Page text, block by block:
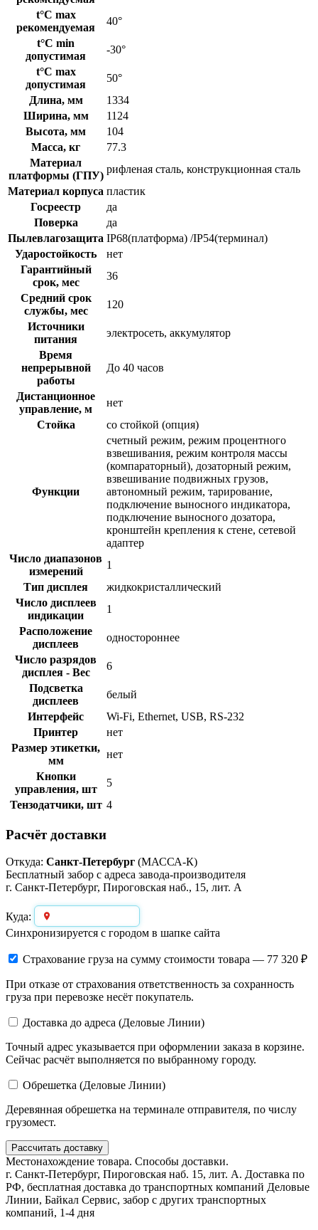
t°C max
рекомендуемая
40°
t°C min
допустимая
-30°
t°C max
допустимая
50°
Длина, мм
1334
Ширина, мм
1124
Высота, мм
104
Масса, кг
77.3
Материал
платформы (ГПУ)
рифленая сталь, конструкционная сталь
Материал корпуса пластик
Госреестр
да
Поверка
да
Пылевлагозащита IP68(платформа) /IP54(терминал)
Ударостойкость
нет
Гарантийный
срок, мес
36
Средний срок
службы, мес
120
Источники
питания
электросеть, аккумулятор
Время
непрерывной
работы
До 40 часов
Дистанционное
управление, м
нет
Стойка
со стойкой (опция)
Функции
счетный режим, режим процентного
взвешивания, режим контроля массы
(компараторный), дозаторный режим,
взвешивание подвижных грузов,
автономный режим, тарирование,
подключение выносного индикатора,
подключение выносного дозатора,
кронштейн крепления к стене, сетевой
адаптер
Число диапазонов
измерений
1
Тип дисплея
жидкокристаллический
Число дисплеев
индикации
1
Расположение
дисплеев
одностороннее
Число разрядов
дисплея - Вес
6
Подсветка
дисплеев
белый
Интерфейс
Wi-Fi, Ethernet, USB, RS-232
Принтер
нет
Размер этикетки,
мм
нет
Кнопки
управления, шт
5
Тензодатчики, шт 4
Расчёт доставки
Откуда: Санкт-Петербург (МАССА-К)
Бесплатный забор с адреса завода-производителя
г. Санкт-Петербург, Пироговская наб., 15, лит. А
Куда:
Синхронизируется с городом в шапке сайта
Страхование груза на сумму стоимости товара — 77 320 ₽
При отказе от страхования ответственность за сохранность
груза при перевозке несёт покупатель.
Доставка до адреса (Деловые Линии)
Точный адрес указывается при оформлении заказа в корзине.
Сейчас расчёт выполняется по выбранному городу.
Обрешетка (Деловые Линии)
Деревянная обрешетка на терминале отправителя, по числу
грузомест.
Рассчитать доставку
Местонахождение товара. Способы доставки.
г. Санкт-Петербург, Пироговская наб. 15, лит. А. Доставка по
РФ, бесплатная доставка до транспортных компаний Деловые
Линии, Байкал Сервис, забор с других транспортных
компаний, 1-4 дня